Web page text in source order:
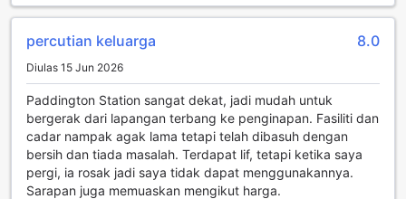
keselesaan anda sesetengah bilik di hotel dilengkapi
dengan perkhidmatan linen dan langsir gelap.
Sesetengah bilik terpilih mempunyai televisyen dan TV
pembuat kopi atau teh dan bar mini terdapat di dalam
sesetengah bilik. Mengetahui bahawa kemudahan bilik
mandi memainkan peranan penting dalam meningkatkan
kepuasan tetamu, maka hotel menyediakan pengering
rambut dan kelengkapan tandas dalam bilik terpilih.
percutian keluarga 8.0
Diulas 15 Jun 2026
Paddington Station sangat dekat, jadi mudah untuk
bergerak dari lapangan terbang ke penginapan. Fasiliti dan
cadar nampak agak lama tetapi telah dibasuh dengan
bersih dan tiada masalah. Terdapat lif, tetapi ketika saya
pergi, ia rosak jadi saya tidak dapat menggunakannya.
Sarapan juga memuaskan mengikut harga.